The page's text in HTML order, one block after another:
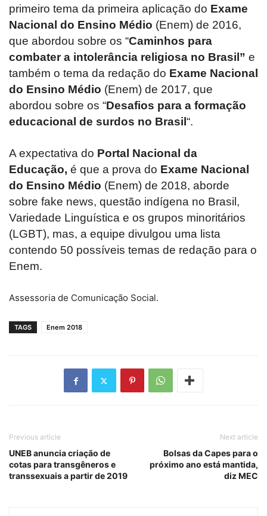
primeiro tema da primeira aplicação do Exame
Nacional do Ensino Médio (Enem) de 2016,
que abordou sobre os “Caminhos para
combater a intolerância religiosa no Brasil” e
também o tema da redação do Exame Nacional
do Ensino Médio (Enem) de 2017, que
abordou sobre os “Desafios para a formação
educacional de surdos no Brasil “.
A expectativa do Portal Nacional da
Educação, é que a prova do Exame Nacional
do Ensino Médio (Enem) de 2018, aborde
sobre fake news, questão indígena no Brasil,
Variedade Linguística e os grupos minoritários
(LGBT), mas, a equipe divulgou uma lista
contendo 50 possíveis temas de redação para o
Enem.
Assessoria de Comunicação Social.
TAGS Enem 2018
Previous article
UNEB anuncia criação de
cotas para transgêneros e
transsexuais a partir de 2019
Next article
Bolsas da Capes para o
próximo ano está mantida,
diz MEC